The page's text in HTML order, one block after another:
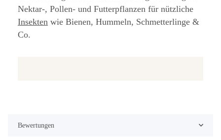
Nektar-, Pollen- und Futterpflanzen für nützliche
Insekten wie Bienen, Hummeln, Schmetterlinge &
Co.
Bewertungen